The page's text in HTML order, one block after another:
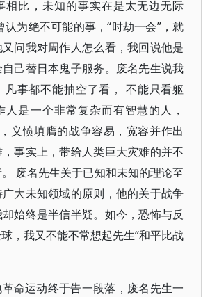
相比，未知的事实在是太无边无际
认为绝不可能的事，“时劫一会”，就
问我对周作人怎么看，我回说他是
己替日本鬼子服务。废名先生说我
凡事都不能抽空了看， 不能只看躯
人是一个非常复杂而有智慧的人，
义愤填膺的战争容易，宽容并作出
事实上，带给人类巨大灾难的并不
废名先生关于已知和未知的理论至
大未知领域的原则，他的关于战争
始终是半信半疑。如今，恐怖与反
，我又不能不常想起先生“和平比战
命运动终于告一段落，废名先生一